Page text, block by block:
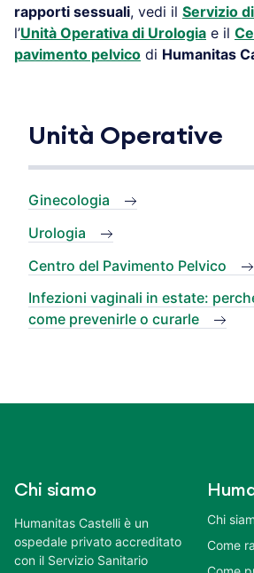
rapporti sessuali, vedi il Servizio
l’Unità Operativa di Urologia e il
pavimento pelvico di Humanitas
Unità Operative
Ginecologia
Urologia
Centro del Pavimento Pelvico
Infezioni vaginali in estate:
come prevenirle o curarle
Chi siamo
Humanitas Castelli è un
ospedale privato accreditato
con il Servizio Sanitario
Chi
Come